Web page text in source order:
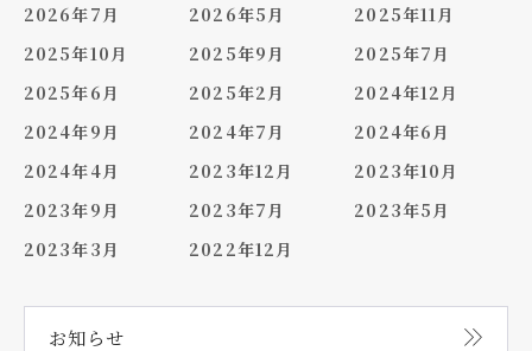
2026年7月 2026年5月
2025年11月
2025年10月
2025年9月
2025年7月
2025年6月
2025年2月
2024年12月
2024年9月
2024年7月
2024年6月
2024年4月
2023年12月
2023年10月
2023年9月
2023年7月
2023年5月
2023年3月
2022年12月
お知らせ